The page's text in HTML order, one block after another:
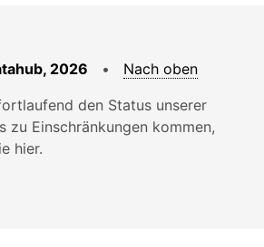
2026 • Nach oben
den Status unserer
zu Einschränkungen kommen,
hier.